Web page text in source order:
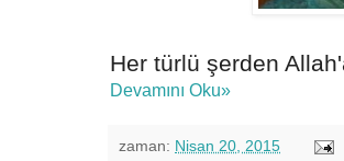
Her türlü şerden
Devamını Oku»
zaman: Nisan 20, 2015